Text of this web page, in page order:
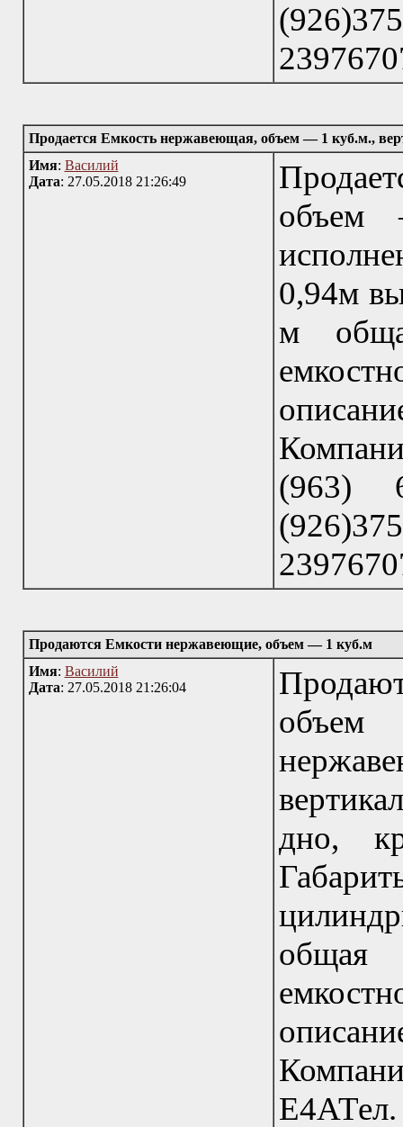
Продается Емкость нержавеющая, объем — 1 куб.м.,
Имя: Василий
Дата: 27.05.2018 21:26:49
объем
0,94м
м
(963)
Продаются Емкости нержавеющие, объем — 1 куб.м
Имя: Василий
Дата: 27.05.2018 21:26:04
дно,